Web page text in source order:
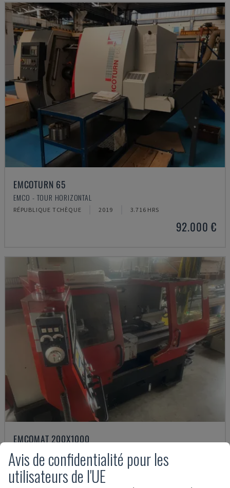
EMCOTURN 65
EMCO - TOUR HORIZONTAL
RÉPUBLIQUE TCHÈQUE 2019 3.716 HRS
92.000 €
EMCOMAT 200X1000
EMCO - TOUR HORIZONTAL
ALLEMAGNE 2001
Avis de confidentialité pour les
utilisateurs de l'UE